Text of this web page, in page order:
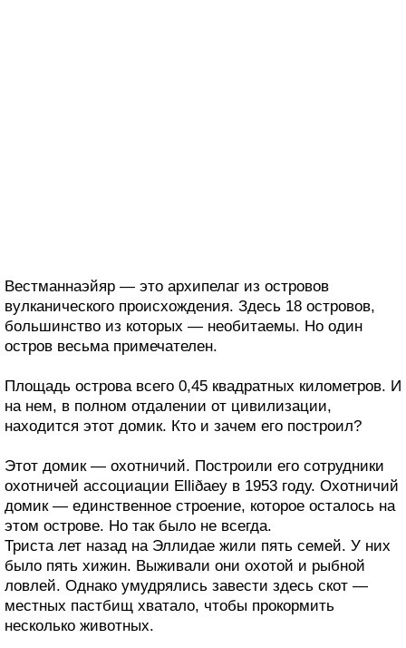
Вестманнаэйяр — это архипелаг из островов
вулканического происхождения. Здесь 18 островов,
большинство из которых — необитаемы. Но один
остров весьма примечателен.
Площадь острова всего 0,45 квадратных километров. И
на нем, в полном отдалении от цивилизации,
находится этот домик. Кто и зачем его построил?
Этот домик — охотничий. Построили его сотрудники
охотничей ассоциации Elliðaey в 1953 году. Охотничий
домик — единственное строение, которое осталось на
этом острове. Но так было не всегда.
Триста лет назад на Эллидае жили пять семей. У них
было пять хижин. Выживали они охотой и рыбной
ловлей. Однако умудрялись завести здесь скот —
местных пастбищ хватало, чтобы прокормить
несколько животных.